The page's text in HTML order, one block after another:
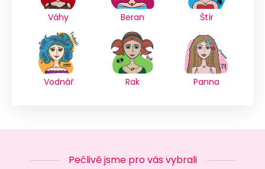
Váhy Beran Štír
Vodnář Rak Panna
Pečlivě jsme pro vás vybrali